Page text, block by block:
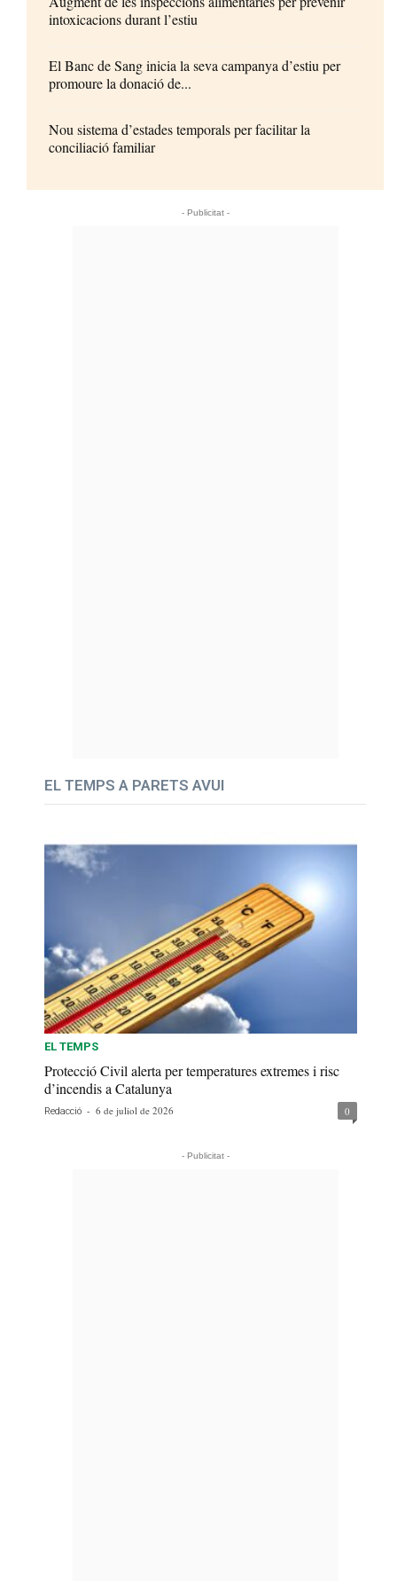
intoxicacions durant l’estiu
El Banc de Sang inicia la seva campanya d’estiu per
promoure la donació de...
Nou sistema d’estades temporals per facilitar la
conciliació familiar
- Publicitat -
EL TEMPS A PARETS AVUI
EL TEMPS
Protecció Civil alerta per temperatures extremes i risc
d’incendis a Catalunya
Redacció - 6 de juliol de 2026 0
- Publicitat -